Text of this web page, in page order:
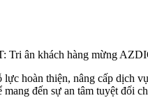
ân khách hàng mừng
hoàn thiện, nâng cấp dịch
đến sự an tâm tuyệt